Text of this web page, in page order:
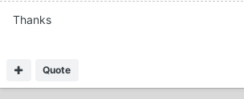
Thanks
Quote